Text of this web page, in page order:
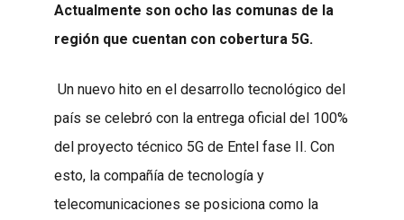
Actualmente son ocho las comunas de la
región que cuentan con cobertura 5G.
Un nuevo hito en el desarrollo tecnológico del
país se celebró con la entrega oficial del 100%
del proyecto técnico 5G de Entel fase II. Con
esto, la compañía de tecnología y
telecomunicaciones se posiciona como la